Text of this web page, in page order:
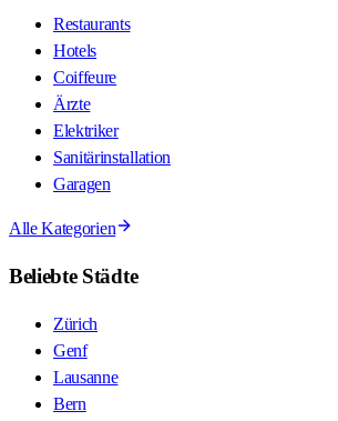
Restaurants
Hotels
Coiffeure
Ärzte
Elektriker
Sanitärinstallation
Garagen
Alle Kategorien
Beliebte Städte
Zürich
Genf
Lausanne
Bern